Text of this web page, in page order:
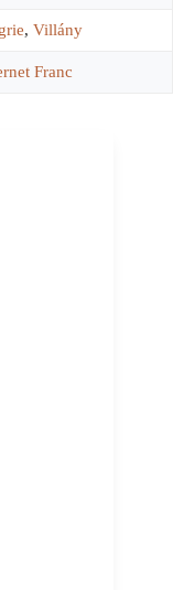
, Villány
Franc